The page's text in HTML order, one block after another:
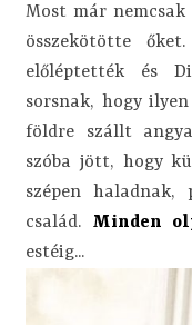
Most már nemcsak
összekötötte őket.
előléptették és
sorsnak, hogy
földre szállt
szóba jött, hogy
szépen
család. Minden
estéig...